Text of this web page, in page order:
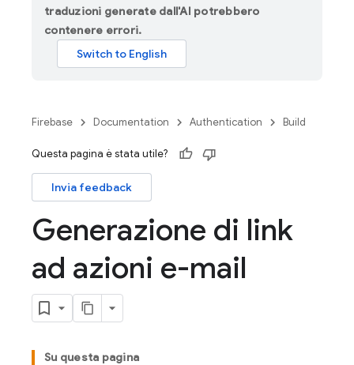
traduzioni generate dall'AI potrebbero
contenere errori.
Firebase Documentation Authentication Build
Questa pagina è stata utile?
Invia feedback
Generazione di link
ad azioni e-mail
Su questa pagina